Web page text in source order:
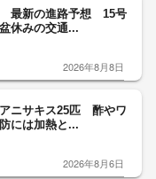
最新の進路予想 15号
休みの交通...
2026年8月8日
アニサキス25匹 酢やワ
には加熱と...
2026年8月6日